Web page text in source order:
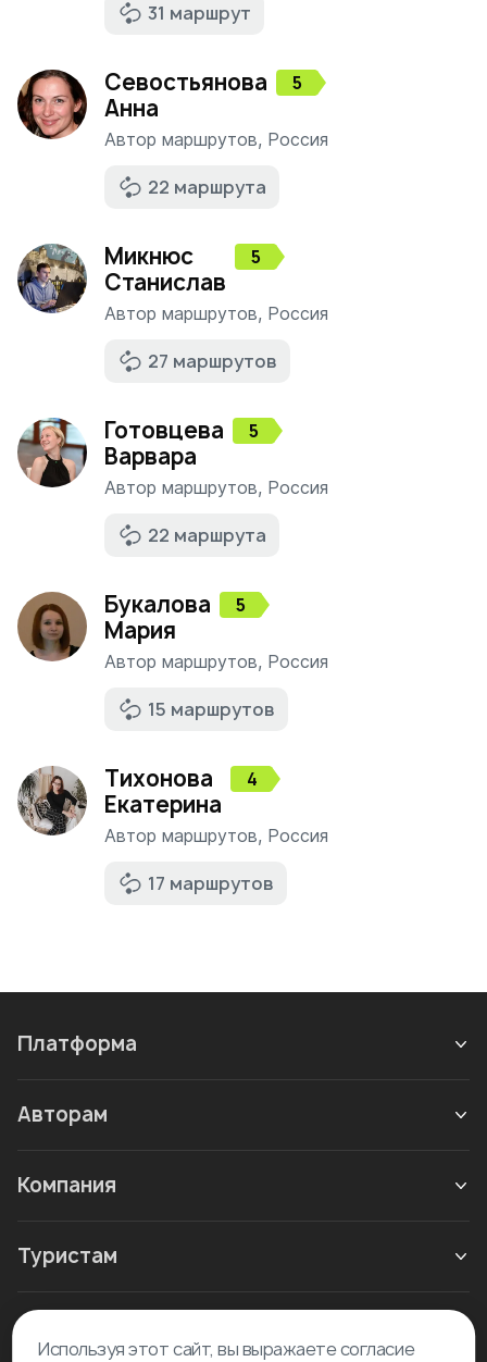
31 маршрут
Севостьянова
Анна
5
Автор маршрутов, Россия
22 маршрута
Микнюс
Станислав
5
Автор маршрутов, Россия
27 маршрутов
Готовцева
Варвара
5
Автор маршрутов, Россия
22 маршрута
Букалова
Мария
5
Автор маршрутов, Россия
15 маршрутов
Тихонова
Екатерина
4
Автор маршрутов, Россия
17 маршрутов
Платформа
Авторам
Компания
Туристам
Новое в блоге
Используя этот сайт, вы выражаете согласие